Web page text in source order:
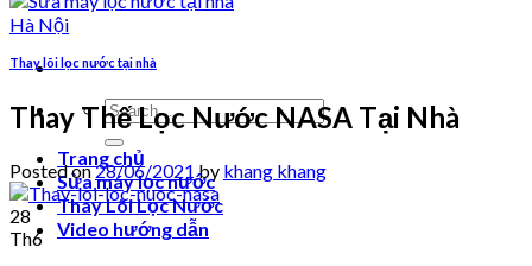
Search
for:
Trang chủ
Sửa máy lọc nước
Thay Lõi Lọc Nước
Video hướng dẫn
Thay lõi lọc nước tại nhà
Thay Thế Lọc Nước NASA Tại Nhà
Posted on28/06/2021by khang khang
28
Th6